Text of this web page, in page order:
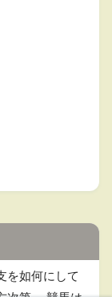
を如何にして